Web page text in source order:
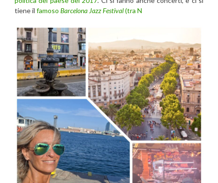
tiene il famoso Barcelona Jazz Festival(tra N